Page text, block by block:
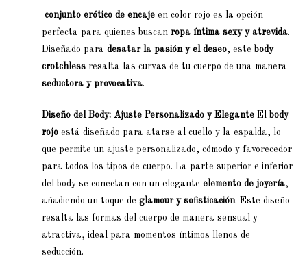
conjunto erótico de encaje en color rojo es la opción
perfecta para quienes buscan ropa íntima sexy y atrevida.
Diseñado paradesatar la pasión y el deseo, este body
crotchless resalta las curvas de tu cuerpo de una manera
seductora y provocativa.
Diseño del Body: Ajuste Personalizado y Elegante El body
rojo está diseñado para atarse al cuello y la espalda, lo
que permite un ajuste personalizado, cómodo y favorecedor
para todos los tipos de cuerpo. La parte superior e inferior
del body se conectan con un eleganteelemento de joyería,
añadiendo un toque deglamour y sofisticación. Este diseño
resalta las formas del cuerpo de manera sensual y
atractiva, ideal para momentos íntimos llenos de
seducción.